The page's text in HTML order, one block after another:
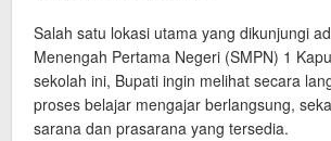
Salah satu lokasi utama yang dikunjungi
Menengah Pertama Negeri (SMPN) 1
sekolah ini, Bupati ingin melihat secara
proses belajar mengajar berlangsung,
sarana dan prasarana yang tersedia.